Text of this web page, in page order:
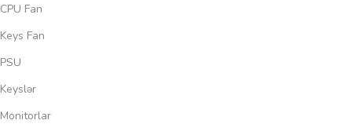
CPU Fan
Keys Fan
PSU
Keyslər
Monitorlar